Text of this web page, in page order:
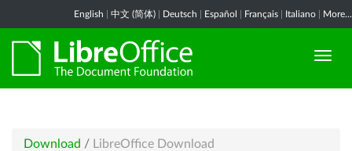
English 中文 (简体) Deutsch Español Français Italiano More...
Download / LibreOffice Download